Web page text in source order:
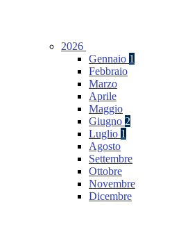
2026
Gennaio 1
Febbraio
Marzo
Aprile
Maggio
Giugno 2
Luglio 1
Agosto
Settembre
Ottobre
Novembre
Dicembre